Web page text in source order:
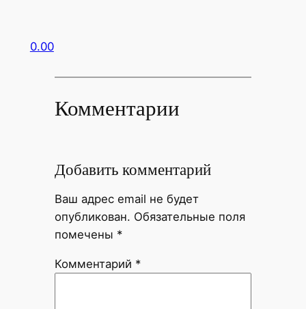
0.00
Комментарии
Добавить комментарий
Ваш адрес email не будет
опубликован. Обязательные поля
помечены *
Комментарий *